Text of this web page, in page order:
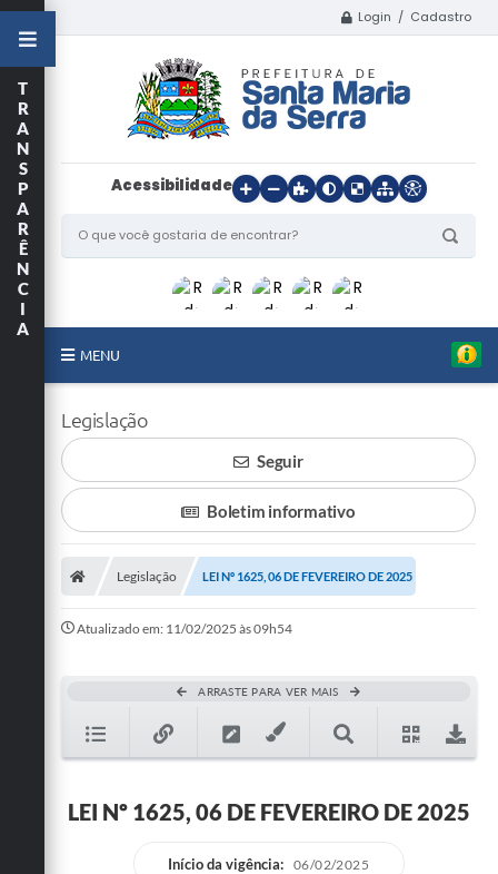
Login / Cadastro
Acessibilidade
MENU
O Município
Departamentos
Turismo
Cultura
Conselhos Municipais
Notícias
Emprega
T
R
A
N
S
P
A
R
Ê
N
C
I
A
Legislação
Seguir
Boletim informativo
Legislação LEI Nº 1625, 06 DE FEVEREIRO DE 2025
Atualizado em: 11/02/2025 às 09h54
ARRASTE PARA VER MAIS
LEI Nº 1625, 06 DE FEVEREIRO DE 2025
Início da vigência: 06/02/2025